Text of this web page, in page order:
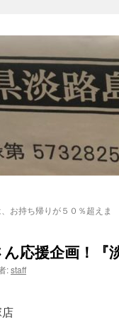
お持ち帰りが５０％超えま
応援企画！『
:staff